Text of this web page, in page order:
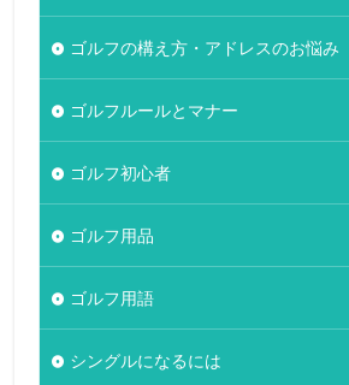
ゴルフの構え方・アドレスのお悩み
ゴルフルールとマナー
ゴルフ初心者
ゴルフ用品
ゴルフ用語
シングルになるには